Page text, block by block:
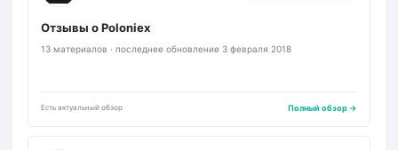
Отзывы о Poloniex
13 материалов · последнее обновление 3 февраля 2018
Есть актуальный обзор Полный обзор →